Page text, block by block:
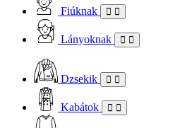
Fiúknak
Lányoknak
Dzsekik
Kabátok